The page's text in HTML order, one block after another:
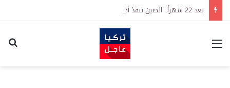
القائمة